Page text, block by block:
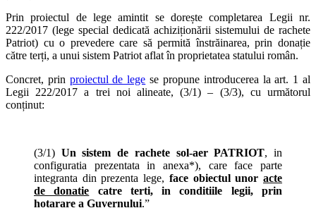
Prin proiectul de lege amintit se dorește completarea Legii nr.
222/2017 (lege special dedicată achiziționării sistemului de rachete
Patriot) cu o prevedere care să permită înstrăinarea, prin donație
către terți, a unui sistem Patriot aflat în proprietatea statului român.
Concret, prin proiectul de lege se propune introducerea la art. 1 al
Legii 222/2017 a trei noi alineate, (3/1) – (3/3), cu următorul
conținut:
(3/1) Un sistem de rachete sol-aer PATRIOT, in
configuratia prezentata in anexa*), care face parte
integranta din prezenta lege, face obiectul unoracte
de donatie catre terti, in conditiile legii, prin
hotarare a Guvernului.”